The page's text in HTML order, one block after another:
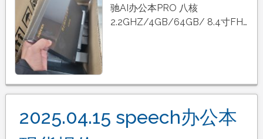
驰AI办公本PRO 八核
2.2GHZ/4GB/64GB/ 8.4寸FH…
2025.04.15 speech办公本